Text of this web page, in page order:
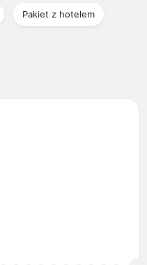
Pakiet z hotelem